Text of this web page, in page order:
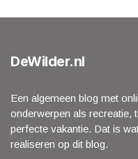
DeWilder.nl
Een algemeen blog met
onderwerpen als recreatie,
perfecte vakantie. Dat is
realiseren op dit blog.